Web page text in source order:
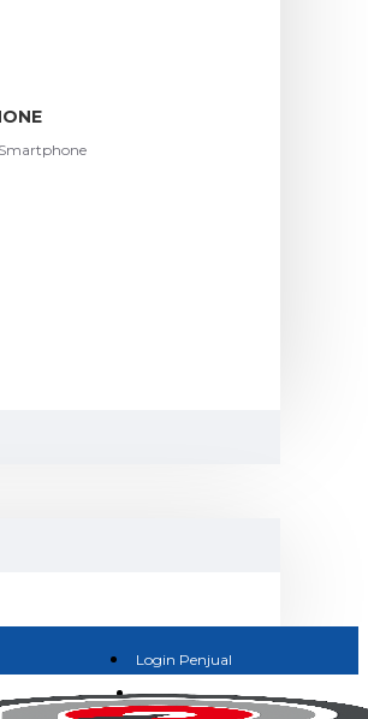
Login Penjual
Jadi Penjual